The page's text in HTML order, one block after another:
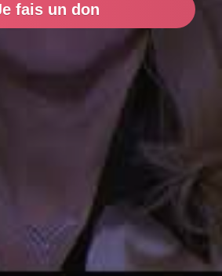
fais un don